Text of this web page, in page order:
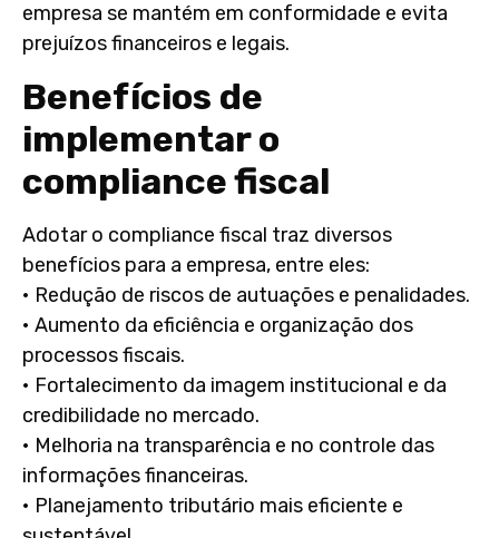
empresa se mantém em conformidade e evita
prejuízos financeiros e legais.
Benefícios de
implementar o
compliance fiscal
Adotar o compliance fiscal traz diversos
benefícios para a empresa, entre eles:
• Redução de riscos de autuações e penalidades.
• Aumento da eficiência e organização dos
processos fiscais.
• Fortalecimento da imagem institucional e da
credibilidade no mercado.
• Melhoria na transparência e no controle das
informações financeiras.
• Planejamento tributário mais eficiente e